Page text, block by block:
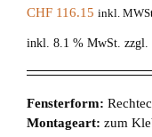
CHF 116.15 inkl.
inkl. 8.1 % MwSt. zzgl.
Fensterform:
Montageart: zum